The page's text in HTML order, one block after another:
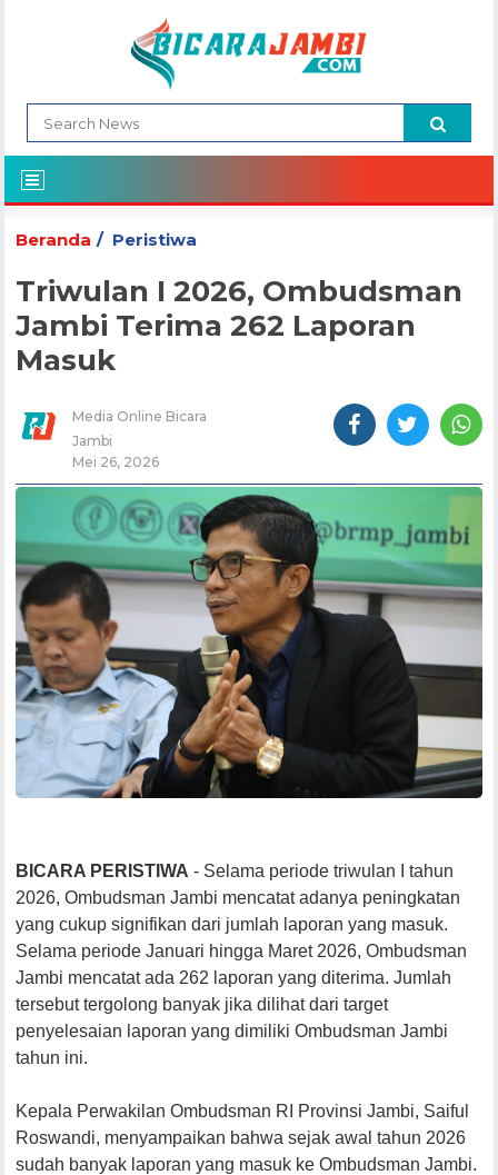
Beranda Peristiwa
Triwulan I 2026, Ombudsman
Jambi Terima 262 Laporan
Masuk
Media Online Bicara
Jambi
Mei 26, 2026
BICARA PERISTIWA - Selama periode triwulan I tahun
2026, Ombudsman Jambi mencatat adanya peningkatan
yang cukup signifikan dari jumlah laporan yang masuk.
Selama periode Januari hingga Maret 2026, Ombudsman
Jambi mencatat ada 262 laporan yang diterima. Jumlah
tersebut tergolong banyak jika dilihat dari target
penyelesaian laporan yang dimiliki Ombudsman Jambi
tahun ini.
Kepala Perwakilan Ombudsman RI Provinsi Jambi, Saiful
Roswandi, menyampaikan bahwa sejak awal tahun 2026
sudah banyak laporan yang masuk ke Ombudsman Jambi.